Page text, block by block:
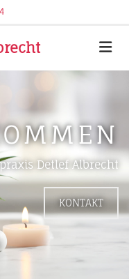
Detlef Albrecht
KONTAKT